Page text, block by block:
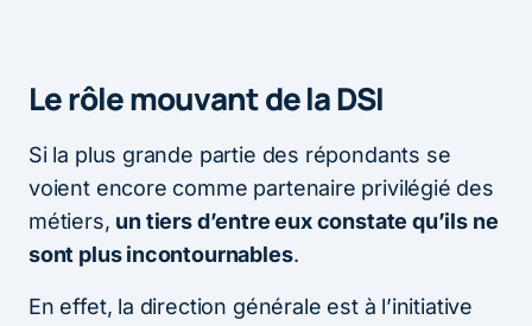
Le rôle mouvant de la DSI
Si la plus grande partie des répondants se
voient encore comme partenaire privilégié des
métiers, un tiers d’entre eux constate qu’ils ne
sont plus incontournables.
En effet, la direction générale est à l’initiative